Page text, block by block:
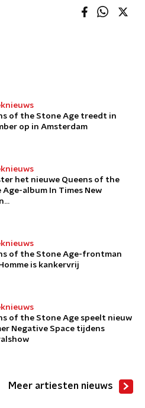
of the Stone Age treedt in
op in Amsterdam
het nieuwe Queens of the
Age-album In Times New
of the Stone Age-frontman
is kankervrij
of the Stone Age speelt nieuw
Negative Space tijdens
Meer artiesten nieuws